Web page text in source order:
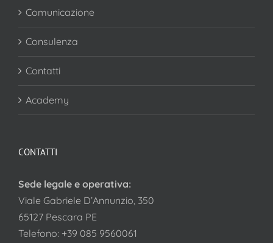
Comunicazione
Consulenza
Contatti
Academy
CONTATTI
Sede legale e operativa:
Viale Gabriele D’Annunzio, 350
65127 Pescara PE
Telefono: +39 085 9560061